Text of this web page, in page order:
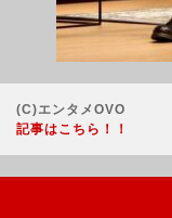
(C)エンタメOVO
記事はこちら！！